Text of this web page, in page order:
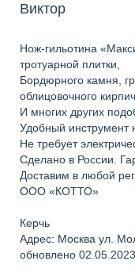
Виктор
Нож-гильотина
тротуарной плитки,
Бордюрного камня,
облицовочного
И многих других
Удобный инструмент
Не требует
Сделано в России.
Доставим в любой
ООО «КОТТО»
Керчь
Адрес: Москва ул.
обновлено 02.05.2023